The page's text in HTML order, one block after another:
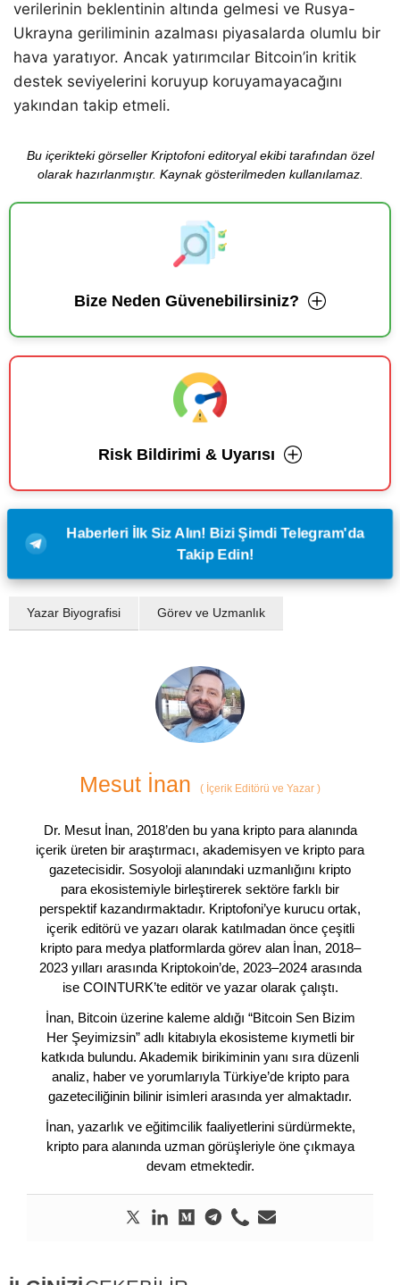
verilerinin beklentinin altında gelmesi ve Rusya-
Ukrayna geriliminin azalması piyasalarda olumlu bir
hava yaratıyor. Ancak yatırımcılar Bitcoin’in kritik
destek seviyelerini koruyup koruyamayacağını
yakından takip etmeli.
Bu içerikteki görseller Kriptofoni editoryal ekibi tarafından özel
olarak hazırlanmıştır. Kaynak gösterilmeden kullanılamaz.
Bize Neden Güvenebilirsiniz?
Risk Bildirimi & Uyarısı
Haberleri İlk Siz Alın! Bizi Şimdi Telegram'da
Takip Edin!
Yazar Biyografisi Görev ve Uzmanlık
Mesut İnan ( İçerik Editörü ve Yazar )
Dr. Mesut İnan, 2018’den bu yana kripto para alanında
içerik üreten bir araştırmacı, akademisyen ve kripto para
gazetecisidir. Sosyoloji alanındaki uzmanlığını kripto
para ekosistemiyle birleştirerek sektöre farklı bir
perspektif kazandırmaktadır. Kriptofoni’ye kurucu ortak,
içerik editörü ve yazarı olarak katılmadan önce çeşitli
kripto para medya platformlarda görev alan İnan, 2018–
2023 yılları arasında Kriptokoin’de, 2023–2024 arasında
ise COINTURK’te editör ve yazar olarak çalıştı.
İnan, Bitcoin üzerine kaleme aldığı “Bitcoin Sen Bizim
Her Şeyimizsin” adlı kitabıyla ekosisteme kıymetli bir
katkıda bulundu. Akademik birikiminin yanı sıra düzenli
analiz, haber ve yorumlarıyla Türkiye’de kripto para
gazeteciliğinin bilinir isimleri arasında yer almaktadır.
İnan, yazarlık ve eğitimcilik faaliyetlerini sürdürmekte,
kripto para alanında uzman görüşleriyle öne çıkmaya
devam etmektedir.